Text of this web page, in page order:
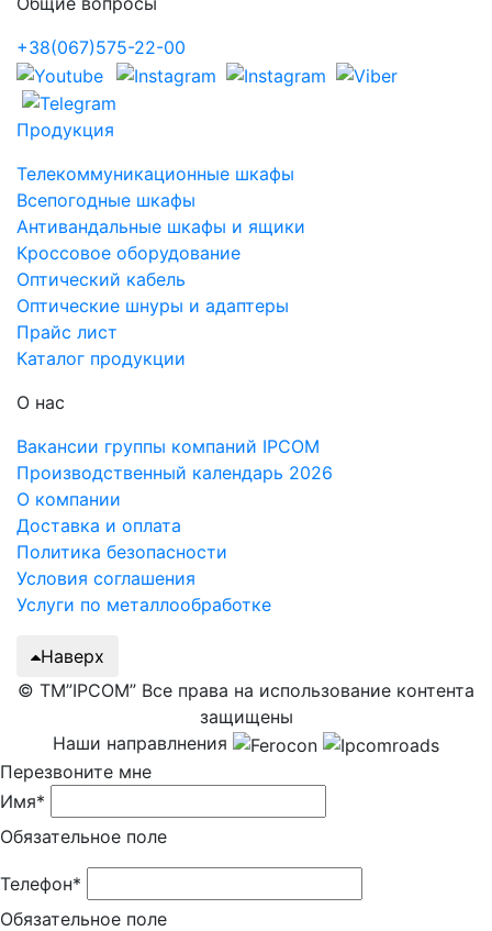
+38(067)575-22-00
Продукция
Телекоммуникационные шкафы
Всепогодные шкафы
Антивандальные шкафы и ящики
Кроссовое оборудование
Оптический кабель
Оптические шнуры и адаптеры
Прайс лист
Каталог продукции
О нас
Вакансии группы компаний IPCOM
Производственный календарь 2026
О компании
Доставка и оплата
Политика безопасности
Условия соглашения
Услуги по металлообработке
Наверх
© ТМ”IPCOM” Все права на использование контента
защищены
Наши направлнения
Перезвоните мне
Имя*
Обязательное поле
Телефон*
Обязательное поле